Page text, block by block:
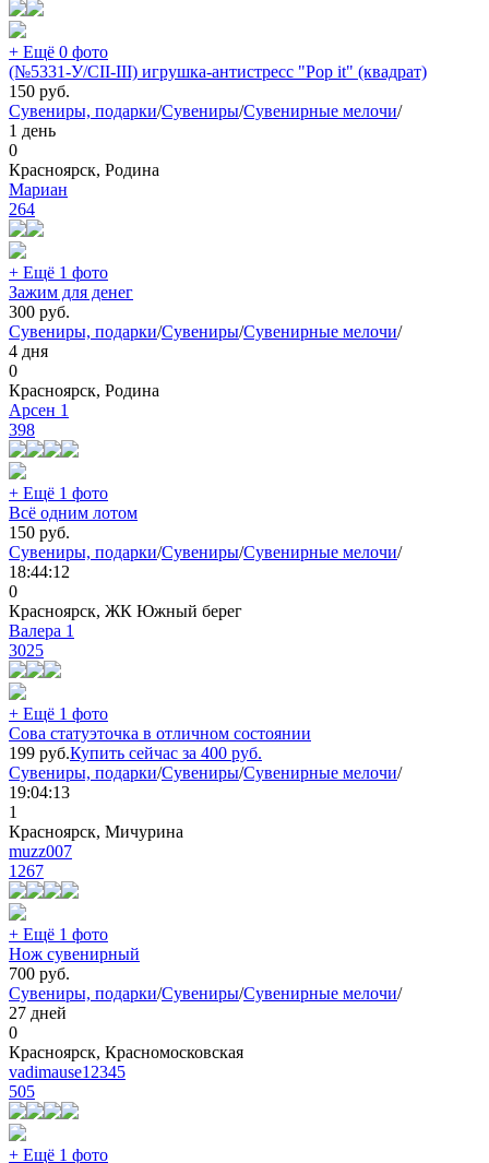
+ Ещё 0 фото
(№5331-У/CII-III) игрушка-антистресс "Pop it" (квадрат)
150 руб.
Сувениры, подарки/Сувениры/Сувенирные мелочи/
1 день
0
Красноярск, Родина
Мариан
264
+ Ещё 1 фото
Зажим для денег
300 руб.
Сувениры, подарки/Сувениры/Сувенирные мелочи/
4 дня
0
Красноярск, Родина
Арсен 1
398
+ Ещё 1 фото
Всё одним лотом
150 руб.
Сувениры, подарки/Сувениры/Сувенирные мелочи/
18:44:12
0
Красноярск, ЖК Южный берег
Валера 1
3025
+ Ещё 1 фото
Сова статуэточка в отличном состоянии
199 руб.Купить сейчас за 400 руб.
Сувениры, подарки/Сувениры/Сувенирные мелочи/
19:04:13
1
Красноярск, Мичурина
muzz007
1267
+ Ещё 1 фото
Нож сувенирный
700 руб.
Сувениры, подарки/Сувениры/Сувенирные мелочи/
27 дней
0
Красноярск, Красномосковская
vadimause12345
505
+ Ещё 1 фото